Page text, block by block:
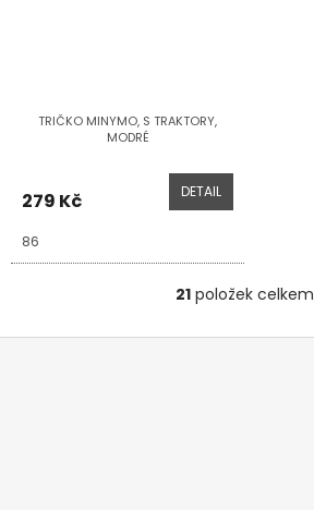
TRIČKO MINYMO, S TRAKTORY,
MODRÉ
279 Kč DETAIL
86
O
l
21položek celkem
Z